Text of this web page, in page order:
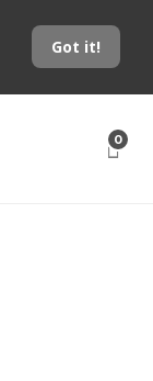
Got it!
0